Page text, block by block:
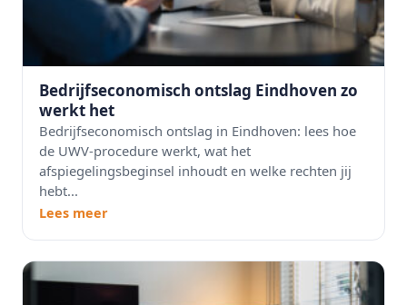
Bedrijfseconomisch ontslag Eindhoven zo
werkt het
Bedrijfseconomisch ontslag in Eindhoven: lees hoe
de UWV-procedure werkt, wat het
afspiegelingsbeginsel inhoudt en welke rechten jij
hebt...
Lees meer